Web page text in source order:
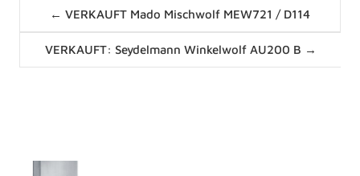
Posts
navigation
← VERKAUFT Mado Mischwolf MEW721 / D114
Posts
navigation
VERKAUFT: Seydelmann Winkelwolf AU200 B →